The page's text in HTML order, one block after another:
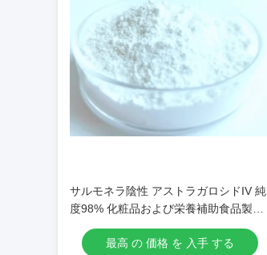
サルモネラ陰性 アストラガロシドIV 純
度98% 化粧品および栄養補助食品製剤
に適しています
最高 の 価格 を 入手 する